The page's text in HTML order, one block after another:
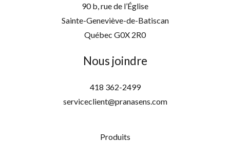
90 b, rue de l’Église
Sainte-Geneviève-de-Batiscan
Québec G0X 2R0
Nous joindre
418 362-2499
serviceclient@pranasens.com
Produits